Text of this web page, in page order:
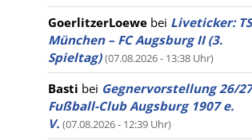
GoerlitzerLoewe bei Liveticker:
München – FC Augsburg II (3.
Spieltag) (07.08.2026 - 13:38 Uhr)
Basti bei Gegnervorstellung 26/
Fußball-Club Augsburg 1907 e.
V. (07.08.2026 - 12:39 Uhr)